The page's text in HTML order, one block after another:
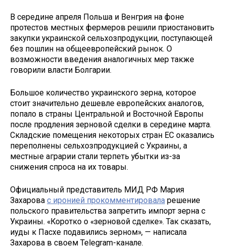
В середине апреля Польша и Венгрия на фоне
протестов местных фермеров решили приостановить
закупки украинской сельхозпродукции, поступающей
без пошлин на общеевропейский рынок. О
возможности введения аналогичных мер также
говорили власти Болгарии.
Большое количество украинского зерна, которое
стоит значительно дешевле европейских аналогов,
попало в страны Центральной и Восточной Европы
после продления зерновой сделки в середине марта.
Складские помещения некоторых стран ЕС оказались
переполнены сельхозпродукцией с Украины, а
местные аграрии стали терпеть убытки из-за
снижения спроса на их товары.
Официальный представитель МИД РФ Мария
Захарова с иронией прокомментировала решение
польского правительства запретить импорт зерна с
Украины. «Коротко о «зерновой сделке». Так сказать,
иуды к Пасхе подавились зерном», — написала
Захарова в своем Telegram-канале.